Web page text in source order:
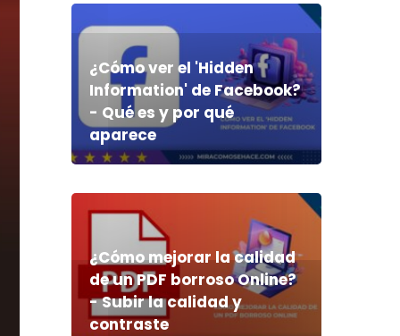
¿Cómo ver el 'Hidden
Information' de Facebook?
- Qué es y por qué
aparece
¿Cómo mejorar la calidad
de un PDF borroso Online?
- Subir la calidad y
contraste